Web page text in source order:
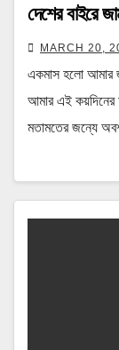
দেশের বাইরে
MARCH 20,
একমাস হলো আমার
আমার এই
মতামতের জন্যে